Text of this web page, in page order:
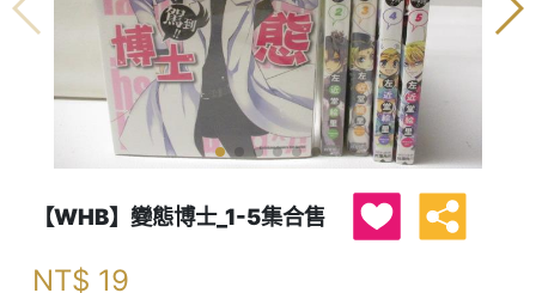
【WHB】變態博士_1-5集合售
NT$ 19